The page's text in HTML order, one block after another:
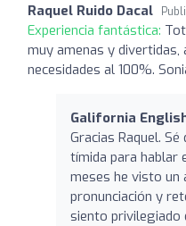
Raquel Ruido Dacal
Experiencia fantástica:
muy amenas y
necesidades al 100%.
Galifornia
Gracias Raquel.
tímida para hablar
meses he visto un
pronunciación y
siento privilegiado